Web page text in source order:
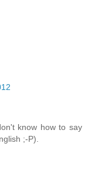
know how to say
;-P).